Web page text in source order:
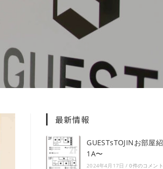
最新情報
GUESTsTOJINお部屋
1A〜
2024年4月17日 / 0件のコメント